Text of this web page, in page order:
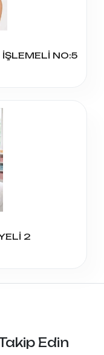
NO:5
2
Edin